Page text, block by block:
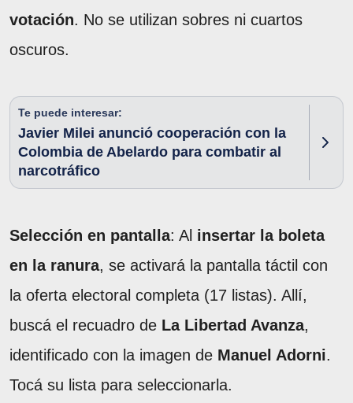
votación. No se utilizan sobres ni cuartos
oscuros.
Te puede interesar:
Javier Milei anunció cooperación con la
Colombia de Abelardo para combatir al
narcotráfico
Selección en pantalla: Al insertar la boleta
en la ranura, se activará la pantalla táctil con
la oferta electoral completa (17 listas). Allí,
buscá el recuadro de La Libertad Avanza,
identificado con la imagen de Manuel Adorni.
Tocá su lista para seleccionarla.